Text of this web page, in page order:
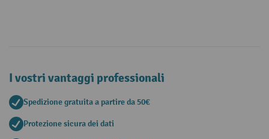
I vostri vantaggi professionali
Spedizione gratuita a partire da 50€
Protezione sicura dei dati